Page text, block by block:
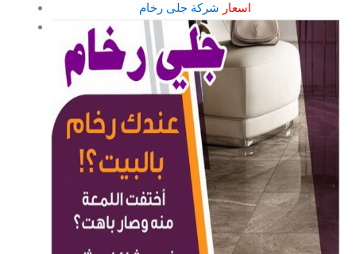
اسعار شركة جلى رخام